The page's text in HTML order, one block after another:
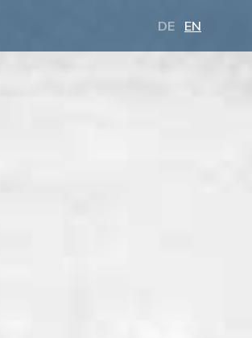
DE EN